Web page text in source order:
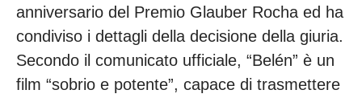
anniversario del Premio Glauber Rocha ed ha
condiviso i dettagli della decisione della giuria.
Secondo il comunicato ufficiale, “Belén” è un
film “sobrio e potente”, capace di trasmettere